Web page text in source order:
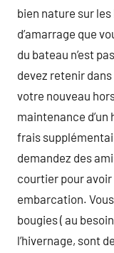
bien nature sur
d’amarrage que
du bateau n’est
devez retenir
votre nouveau
maintenance
frais
demandez des
courtier pour avoir
embarcation.
bougies ( au
l’hivernage, sont